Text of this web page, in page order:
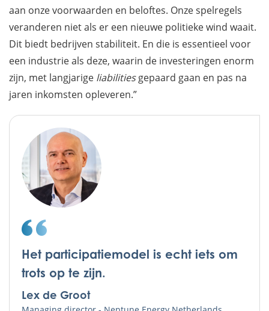
aan onze voorwaarden en beloftes. Onze spelregels
veranderen niet als er een nieuwe politieke wind waait.
Dit biedt bedrijven stabiliteit. En die is essentieel voor
een industrie als deze, waarin de investeringen enorm
zijn, met langjarige liabilitiesgepaard gaan en pas na
jaren inkomsten opleveren.”
Het participatiemodel is echt iets om
trots op te zijn.
Lex de Groot